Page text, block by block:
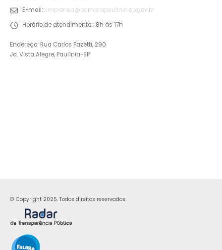
E-mail:: imprensa@camarapaulinia.sp.gov.br
Horário de atendimento:: 8h às 17h
Endereço: Rua Carlos Pazetti, 290
Jd. Vista Alegre, Paulínia-SP
© Copyright 2025. Todos direitos reservados.